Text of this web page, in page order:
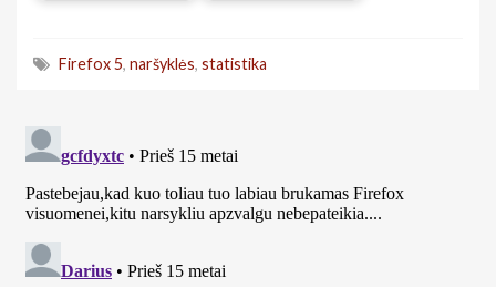
Firefox 5, naršyklės, statistika